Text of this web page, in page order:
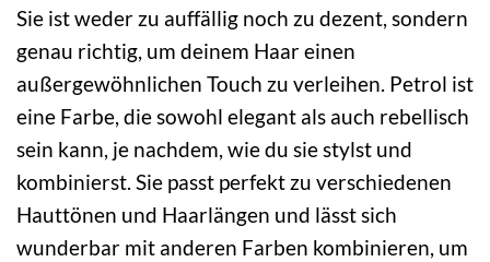
Sie ist weder zu auffällig noch zu dezent, sondern
genau richtig, um deinem Haar einen
außergewöhnlichen Touch zu verleihen. Petrol ist
eine Farbe, die sowohl elegant als auch rebellisch
sein kann, je nachdem, wie du sie stylst und
kombinierst. Sie passt perfekt zu verschiedenen
Hauttönen und Haarlängen und lässt sich
wunderbar mit anderen Farben kombinieren, um